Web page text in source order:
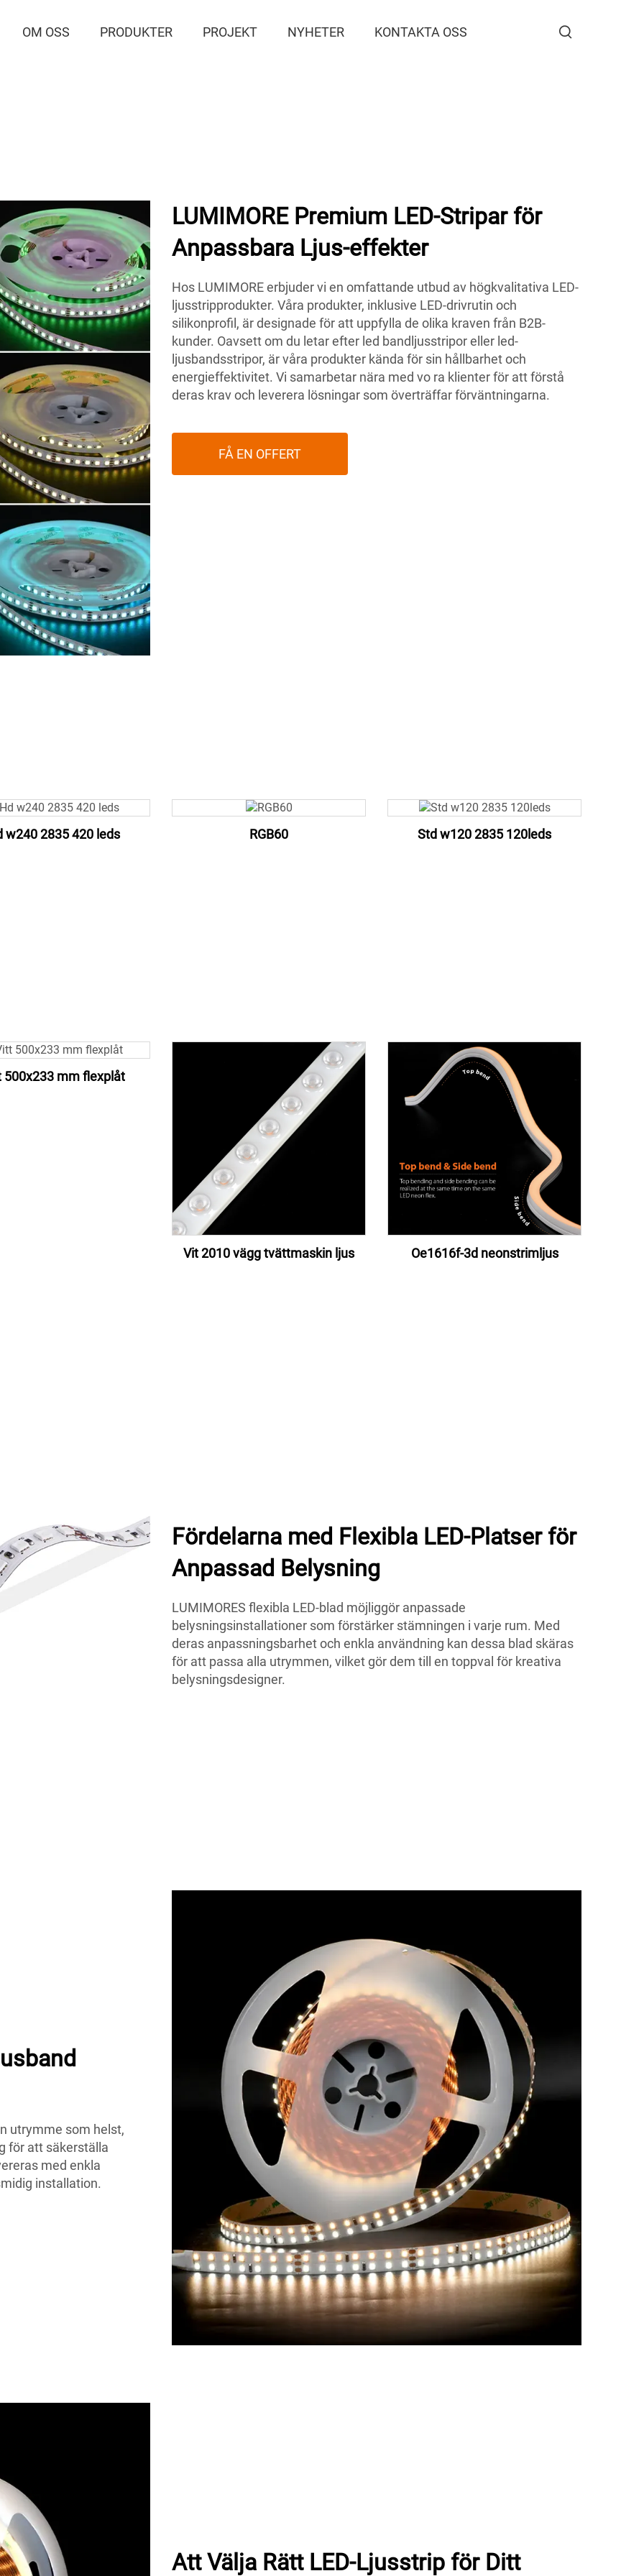
OM OSS PRODUKTER PROJEKT NYHETER KONTAKTA OSS
LUMIMORE Premium LED-Stripar för
Anpassbara Ljus-effekter
Hos LUMIMORE erbjuder vi en omfattande utbud av högkvalitativa LED-
ljusstripprodukter. Våra produkter, inklusive LED-drivrutin och
silikonprofil, är designade för att uppfylla de olika kraven från B2B-
kunder. Oavsett om du letar efter led bandljusstripor eller led-
ljusbandsstripor, är våra produkter kända för sin hållbarhet och
energieffektivitet. Vi samarbetar nära med vo ra klienter för att förstå
deras krav och leverera lösningar som överträffar förväntningarna.
FÅ EN OFFERT
w240 2835 420 leds RGB60 Std w120 2835 120leds
500x233 mm flexplåt
Vit 2010 vägg tvättmaskin ljus Oe1616f-3d neonstrimljus
Fördelarna med Flexibla LED-Platser för
Anpassad Belysning
LUMIMORES flexibla LED-blad möjliggör anpassade
belysningsinstallationer som förstärker stämningen i varje rum. Med
deras anpassningsbarhet och enkla användning kan dessa blad skäras
för att passa alla utrymmen, vilket gör dem till en toppval för kreativa
belysningsdesigner.
utrymme som helst,
för att säkerställa
med enkla
installation.
Att Välja Rätt LED-Ljusstrip för Ditt